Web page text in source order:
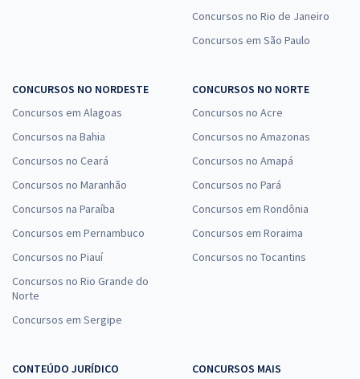
Concursos no Rio de Janeiro
Concursos em São Paulo
CONCURSOS NO NORDESTE
Concursos em Alagoas
Concursos na Bahia
Concursos no Ceará
Concursos no Maranhão
Concursos na Paraíba
Concursos em Pernambuco
Concursos no Piauí
Concursos no Rio Grande do
Norte
Concursos em Sergipe
CONCURSOS NO NORTE
Concursos no Acre
Concursos no Amazonas
Concursos no Amapá
Concursos no Pará
Concursos em Rondônia
Concursos em Roraima
Concursos no Tocantins
CONTEÚDO JURÍDICO
CONCURSOS MAIS